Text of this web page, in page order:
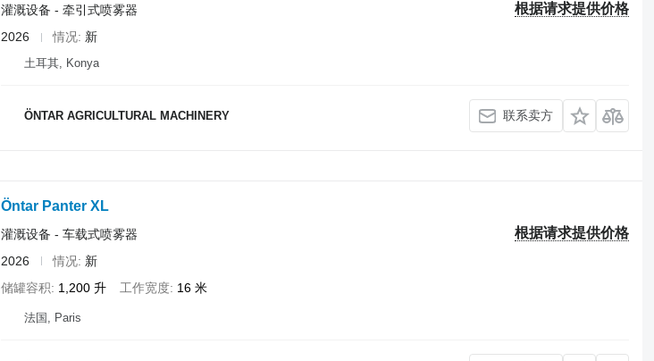
根据请求提供价格
灌溉设备 - 牵引式喷雾器
2026
情况 新
土耳其, Konya
ÖNTAR AGRICULTURAL MACHINERY 联系卖方
Öntar Panter XL
根据请求提供价格
灌溉设备 - 车载式喷雾器
2026
情况 新
储罐容积
1,200 升 工作宽度 16 米
法国, Paris